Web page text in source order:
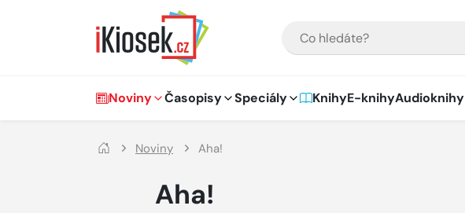
Hlavní navigace
Noviny Časopisy Speciály KnihyE-knihyAudioknihy
Noviny Aha!
Aha!